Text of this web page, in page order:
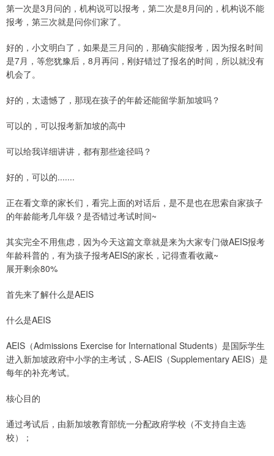
第一次是3月问的，机构说可以报考，第二次是8月问的，机构说不能
报考，第三次就是问你们家了。
好的，小文明白了，如果是三月问的，那确实能报考，因为报名时间
是7月，等您犹豫后，8月再问，刚好错过了报名的时间，所以就没有
机会了。
好的，太遗憾了，那现在孩子的年龄还能留学新加坡吗？
可以的，可以报考新加坡的高中
可以给我详细讲讲，都有那些途径吗？
好的，可以的.......
正在看文章的家长们，看完上面的对话后，是不是也在思索自家孩子
的年龄能考几年级？是否错过考试时间~
其实完全不用焦虑，因为今天这篇文章就是来为大家专门做AEIS报考
年龄科普的，有为孩子报考AEIS的家长，记得查看收藏~
展开剩余80%
首先来了解什么是AEIS
什么是AEIS
AEIS（Admissions Exercise for International Students）是国际学生
进入新加坡政府中小学的主考试，S-AEIS（Supplementary AEIS）是
每年的补充考试。
核心目的
通过考试后，由新加坡教育部统一分配政府学校（不支持自主选
校）；